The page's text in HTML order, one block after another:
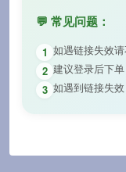
💬 常见问题：
1 如遇链接失效请
2 建议登录后下
3 如遇到链接失